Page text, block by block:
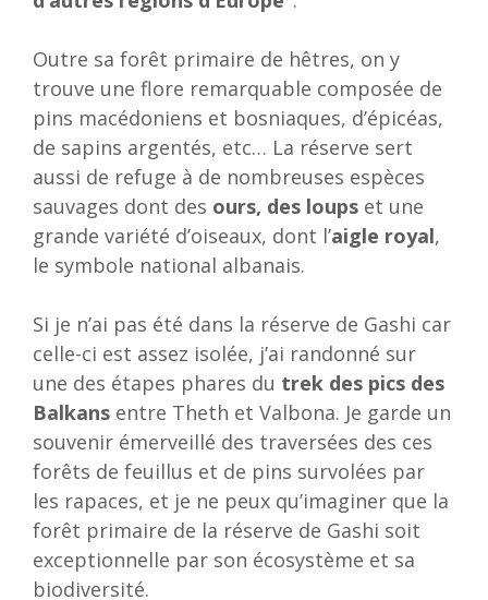
Outre sa forêt primaire de hêtres, on y
trouve une flore remarquable composée de
pins macédoniens et bosniaques, d’épicéas,
de sapins argentés, etc… La réserve sert
aussi de refuge à de nombreuses espèces
sauvages dont des ours, des loups et une
grande variété d’oiseaux, dont l’aigle royal,
le symbole national albanais.
Si je n’ai pas été dans la réserve de Gashi car
celle-ci est assez isolée, j’ai randonné sur
une des étapes phares du trek des pics des
Balkans entre Theth et Valbona. Je garde un
souvenir émerveillé des traversées des ces
forêts de feuillus et de pins survolées par
les rapaces, et je ne peux qu’imaginer que la
forêt primaire de la réserve de Gashi soit
exceptionnelle par son écosystème et sa
biodiversité.